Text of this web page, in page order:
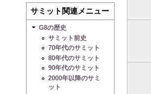
サミット関連メニュー
G8の歴史
サミット前史
70年代のサミット
80年代のサミット
90年代のサミット
2000年以降のサミ
ット